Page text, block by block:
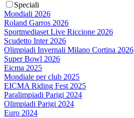
Speciali
Mondiali 2026
Roland Garros 2026
Sportmediaset Live Riccione 2026
Scudetto Inter 2026
Olimpiadi Invernali Milano Cortina 2026
Super Bowl 2026
Eicma 2025
Mondiale per club 2025
EICMA Riding Fest 2025
Paralimpiadi Parigi 2024
Olimpiadi Parigi 2024
Euro 2024